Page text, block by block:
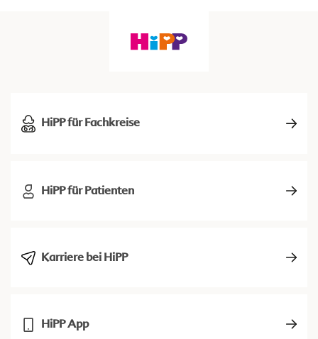
HiPP für Fachkreise
HiPP für Patienten
Karriere bei HiPP
HiPP App